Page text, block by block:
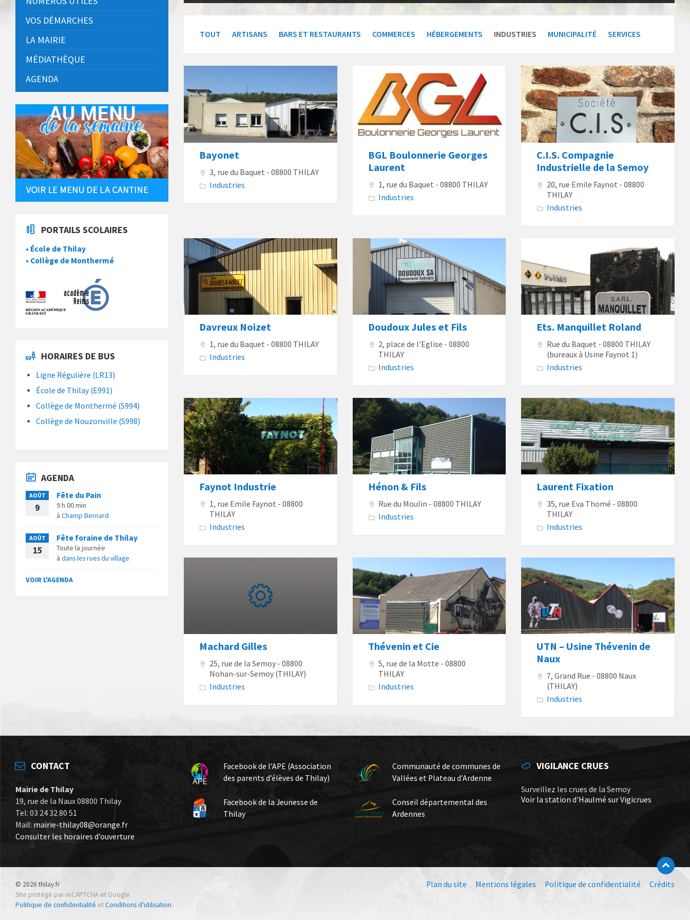
TOUT ARTISANS BARS ET RESTAURANTS COMMERCES HÉBERGEMENTS INDUSTRIES MUNICIPALITÉ SERVICES
Bayonet
3, rue du Baquet - 08800 THILAY
Industries
BGL Boulonnerie Georges
Laurent
1, rue du Baquet - 08800 THILAY
Industries
C.I.S. Compagnie
Industrielle de la Semoy
20, rue Emile Faynot - 08800
THILAY
Industries
Davreux Noizet
1, rue du Baquet - 08800 THILAY
Industries
Doudoux Jules et Fils
2, place de l'Eglise - 08800
THILAY
Industries
Ets. Manquillet Roland
Rue du Baquet - 08800 THILAY
(bureaux à Usine Faynot 1)
Industries
Faynot Industrie
1, rue Emile Faynot - 08800
THILAY
Industries
Hénon & Fils
Rue du Moulin - 08800 THILAY
Industries
Laurent Fixation
35, rue Eva Thomé - 08800
THILAY
Industries
Machard Gilles
25, rue de la Semoy - 08800
Nohan-sur-Semoy (THILAY)
Industries
Thévenin et Cie
5, rue de la Motte - 08800
THILAY
Industries
UTN – Usine Thévenin de
Naux
7, Grand Rue - 08800 Naux
(THILAY)
Industries
VOS DÉMARCHES
LA MAIRIE
MÉDIATHÈQUE
AGENDA
PORTAILS SCOLAIRES
• École de Thilay
• Collège de Monthermé
HORAIRES DE BUS
Ligne Régulière (LR13)
École de Thilay (E991)
Collège de Monthermé (S994)
Collège de Nouzonville (S998)
AGENDA
AOÛT
9
Fête du Pain
9 h 00 min
à Champ Bernard
AOÛT
15
Fête foraine de Thilay
Toute la journée
à dans les rues du village
VOIR L'AGENDA
CONTACT
Mairie de Thilay
19, rue de la Naux 08800 Thilay
Tel: 03 24 32 80 51
Mail: mairie-thilay08@orange.fr
Consulter les horaires d’ouverture
Facebook de l’APE (Association
des parents d’élèves de Thilay)
Facebook de la Jeunesse de
Thilay
Communauté de communes de
Vallées et Plateau d’Ardenne
Conseil départemental des
Ardennes
VIGILANCE CRUES
Surveillez les crues de la Semoy
Voir la station d'Haulmé sur Vigicrues
Plan du site Mentions légales Politique de confidentialité Crédits
© 2026 thilay.fr
Site protégé par reCAPTCHA et Google
Politique de confidentialité etConditions d'utilisation.